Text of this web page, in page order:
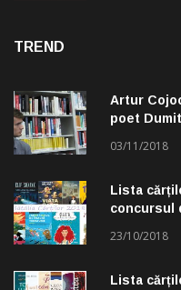
TREND
Artur
poet
03/11/2018
Lista
concursul
23/10/2018
Lista